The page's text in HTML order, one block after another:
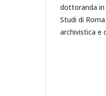
dottoranda in
Studi di
archivistica e